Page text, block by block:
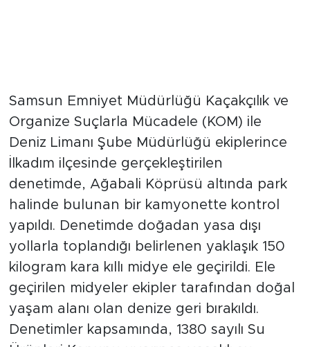
Samsun Emniyet Müdürlüğü Kaçakçılık ve
Organize Suçlarla Mücadele (KOM) ile
Deniz Limanı Şube Müdürlüğü ekiplerince
İlkadım ilçesinde gerçekleştirilen
denetimde, Ağabali Köprüsü altında park
halinde bulunan bir kamyonette kontrol
yapıldı. Denetimde doğadan yasa dışı
yollarla toplandığı belirlenen yaklaşık 150
kilogram kara kıllı midye ele geçirildi. Ele
geçirilen midyeler ekipler tarafından doğal
yaşam alanı olan denize geri bırakıldı.
Denetimler kapsamında, 1380 sayılı Su